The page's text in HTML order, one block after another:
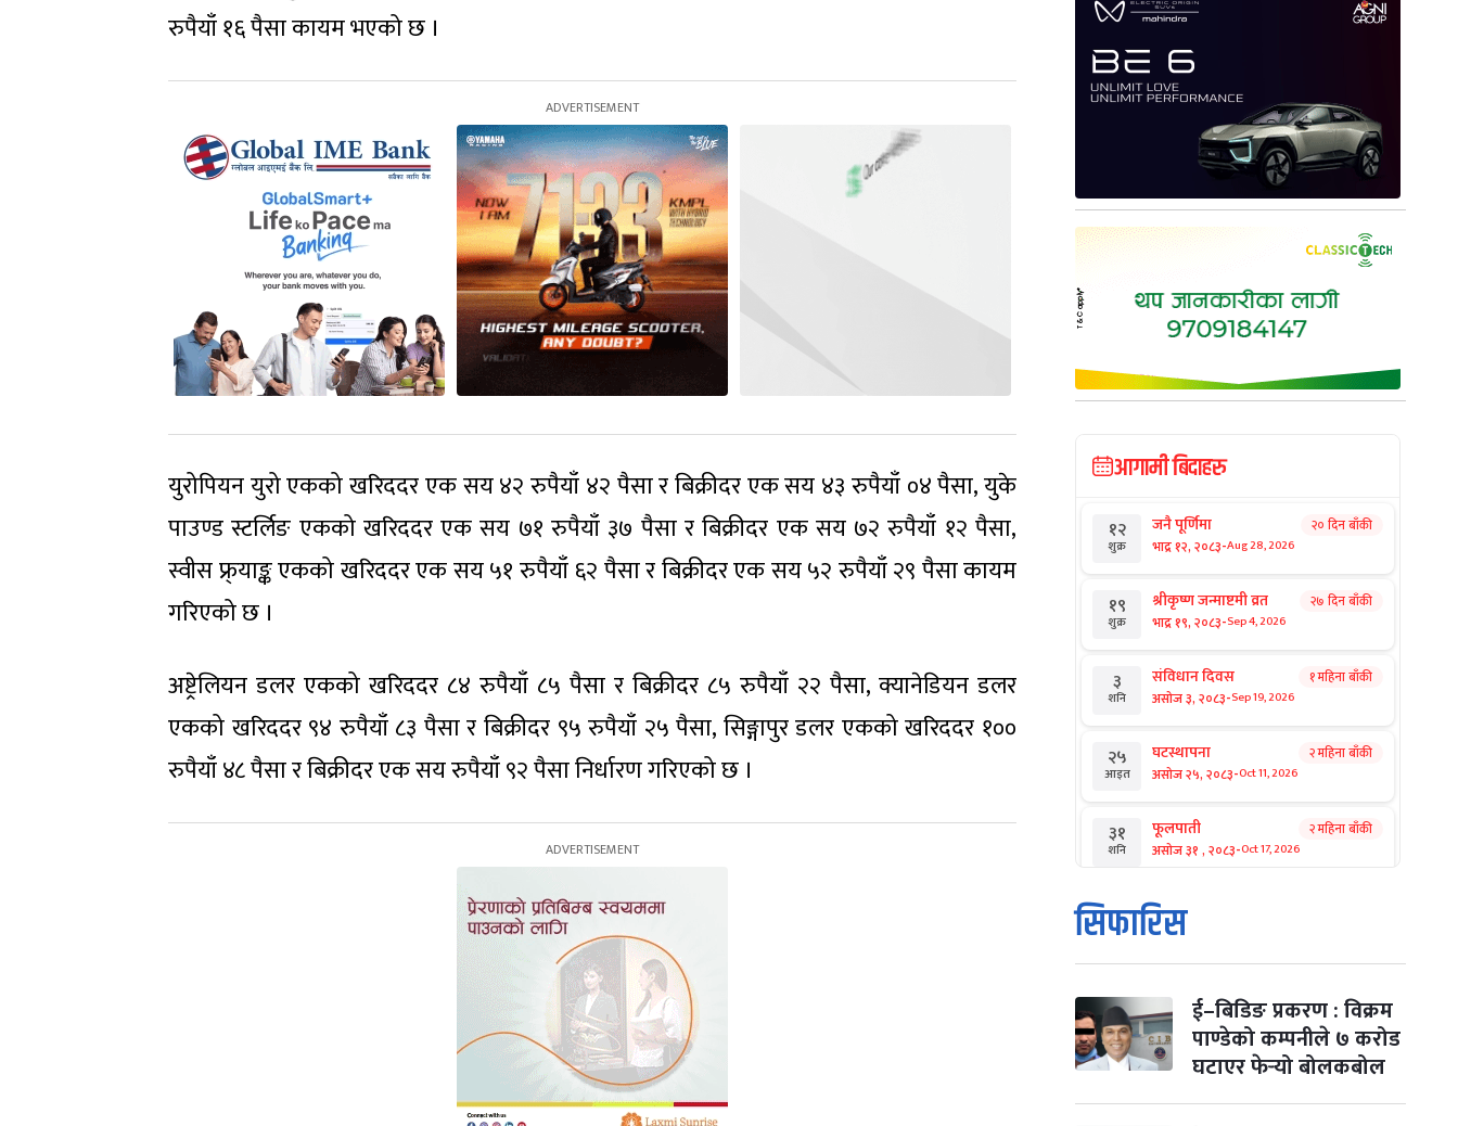
रुपैयाँ १६ पैसा कायम भएको छ ।
युरोपियन युरो एकको खरिददर एक सय ४२ रुपैयाँ ४२ पैसा र बिक्रीदर एक सय ४३ रुपैयाँ ०४ पैसा, युके
पाउण्ड स्टर्लिङ एकको खरिददर एक सय ७१ रुपैयाँ ३७ पैसा र बिक्रीदर एक सय ७२ रुपैयाँ १२ पैसा,
स्वीस फ्र्याङ्क एकको खरिददर एक सय ५१ रुपैयाँ ६२ पैसा र बिक्रीदर एक सय ५२ रुपैयाँ २९ पैसा कायम
गरिएको छ ।
अष्ट्रेलियन डलर एकको खरिददर ८४ रुपैयाँ ८५ पैसा र बिक्रीदर ८५ रुपैयाँ २२ पैसा, क्यानेडियन डलर
एकको खरिददर ९४ रुपैयाँ ८३ पैसा र बिक्रीदर ९५ रुपैयाँ २५ पैसा, सिङ्गापुर डलर एकको खरिददर १००
रुपैयाँ ४८ पैसा र बिक्रीदर एक सय रुपैयाँ ९२ पैसा निर्धारण गरिएको छ ।
आगामी बिदाहरु
१२
शुक्र
जनै पूर्णिमा
भाद्र १२, २०८३-Aug 28, 2026
२० दिन बाँकी
१९
शुक्र
श्रीकृष्ण जन्माष्टमी व्रत
भाद्र १९, २०८३-Sep 4, 2026
२७ दिन बाँकी
३
शनि
संविधान दिवस
असोज ३, २०८३-Sep 19, 2026
१ महिना बाँकी
२५
आइत
घटस्थापना
असोज २५, २०८३-Oct 11, 2026
२ महिना बाँकी
३१
शनि
फूलपाती
असोज ३१ , २०८३-Oct 17, 2026
२ महिना बाँकी
१
आइत
कार्तिक सङ्क्रान्ति
कार्तिक १, २०८३
मंगल कार्तिक ३, २०८३-Oct 20, 2026
४ विजयादशमी
कार्तिक ४, २०८३-Oct 21, 2026
२ महिना बाँकी
सिफारिस
ई–बिडिङ प्रकरण : विक्रम
पाण्डेको कम्पनीले ७ करोड
घटाएर फेर्‍यो बोलकबोल